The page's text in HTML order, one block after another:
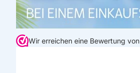
Wir erreichen eine Bewertung von